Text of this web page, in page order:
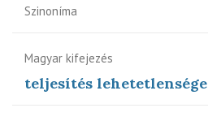
Szinoníma
Magyar kifejezés
teljesítés lehetetlensége